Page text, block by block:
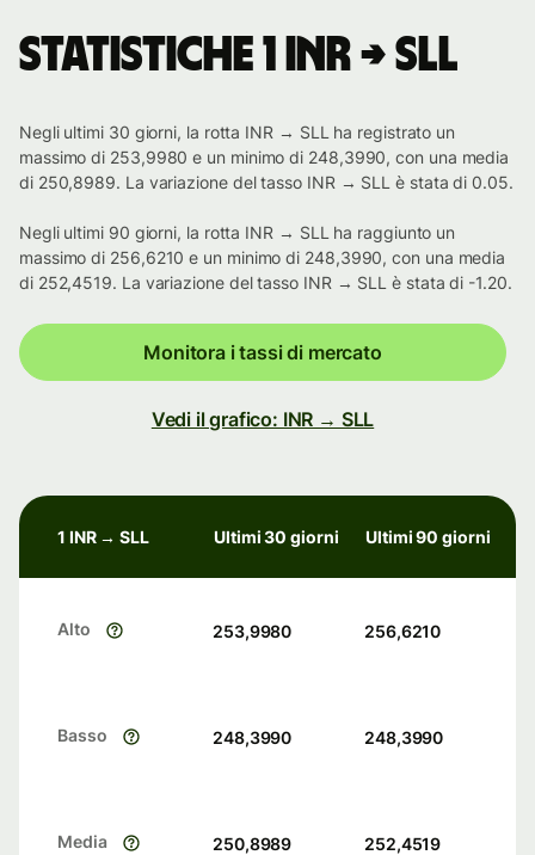
Statistiche 1 INR → SLL
Negli ultimi 30 giorni, la rotta INR → SLL ha registrato un
massimo di 253,9980 e un minimo di 248,3990, con una media
di 250,8989. La variazione del tasso INR → SLL è stata di 0.05.
Negli ultimi 90 giorni, la rotta INR → SLL ha raggiunto un
massimo di 256,6210 e un minimo di 248,3990, con una media
di 252,4519. La variazione del tasso INR → SLL è stata di -1.20.
Monitora i tassi di mercato
Vedi il grafico: INR → SLL
1 INR → SLL Ultimi 30 giorni Ultimi 90 giorni
Alto 253,9980 256,6210
Basso 248,3990 248,3990
Media 250,8989 252,4519